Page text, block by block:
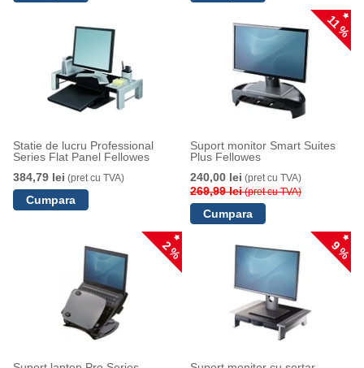
Statie de lucru Professional
Series Flat Panel Fellowes
384,79 lei (pret cu TVA)
11 %
Suport monitor Smart Suites
Plus Fellowes
240,00 lei (pret cu TVA)
269,99 lei(pret cu TVA)
2 % 9 %